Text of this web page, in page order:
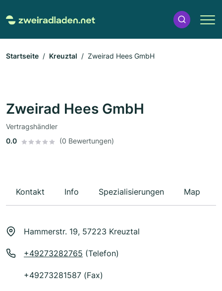
Startseite Kreuztal Zweirad Hees GmbH
Zweirad Hees GmbH
Vertragshändler
0.0
(0 Bewertungen)
Kontakt Info Spezialisierungen Map
Hammerstr. 19, 57223 Kreuztal
+49273282765 (Telefon)
+49273281587 (Fax)